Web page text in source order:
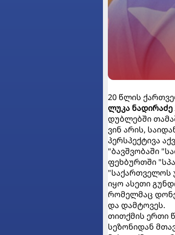
20 წლის
ლუკა ნადირაძე
დუბლებში
ვინ არის,
პერსპექტივა
"ბავშვობაში
ფეხბურთში
"საქართველოს
იყო ასეთი
რომელმაც
და დამტოვეს.
თითქმის ერთი
სეზონიდან